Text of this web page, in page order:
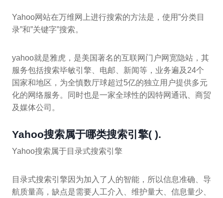
Yahoo网站在万维网上进行搜索的方法是，使用”分类目
录”和”关键字”搜索。
yahoo就是雅虎，是美国著名的互联网门户网宽隐站，其
服务包括搜索毕敏引擎、电邮、新闻等，业务遍及24个
国家和地区，为全慎数厅球超过5亿的独立用户提供多元
化的网络服务。同时也是一家全球性的因特网通讯、商贸
及媒体公司。
Yahoo搜索属于哪类搜索引擎( ).
Yahoo搜索属于目录式搜索引擎
目录式搜索引擎因为加入了人的智能，所以信息准确、导
航质量高，缺点是需要人工介入、维护量大、信息量少、